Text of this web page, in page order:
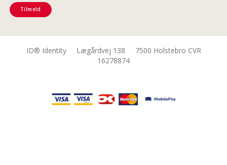
Tilmeld
ID® Identity Lægårdvej 138 7500 Holstebro CVR
16278874